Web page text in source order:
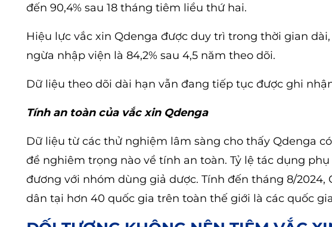
đến 90,4% sau 18 tháng tiêm liều thứ hai.
Hiệu lực vắc xin Qdenga được duy trì trong thời gian
ngừa nhập viện là 84,2% sau 4,5 năm theo dõi.
Dữ liệu theo dõi dài hạn vẫn đang tiếp tục được ghi
Tính an toàn của vắc xin Qdenga
Dữ liệu từ các thử nghiệm lâm sàng cho thấy Qdenga
đề nghiêm trọng nào về tính an toàn. Tỷ lệ tác dụng
đương với nhóm dùng giả dược. Tính đến tháng 8/
dân tại hơn 40 quốc gia trên toàn thế giới là các quốc